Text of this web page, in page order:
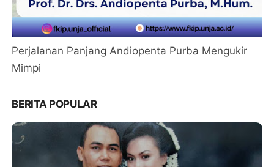
Perjalanan Panjang Andiopenta Purba Mengukir
Mimpi
BERITA POPULAR